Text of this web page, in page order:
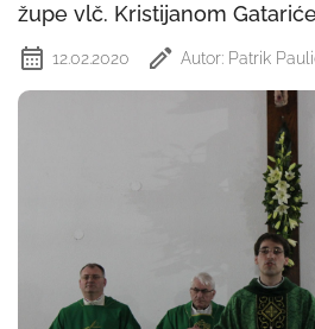
župe vlč. Kristijanom
12.02.2020 Autor: Patrik